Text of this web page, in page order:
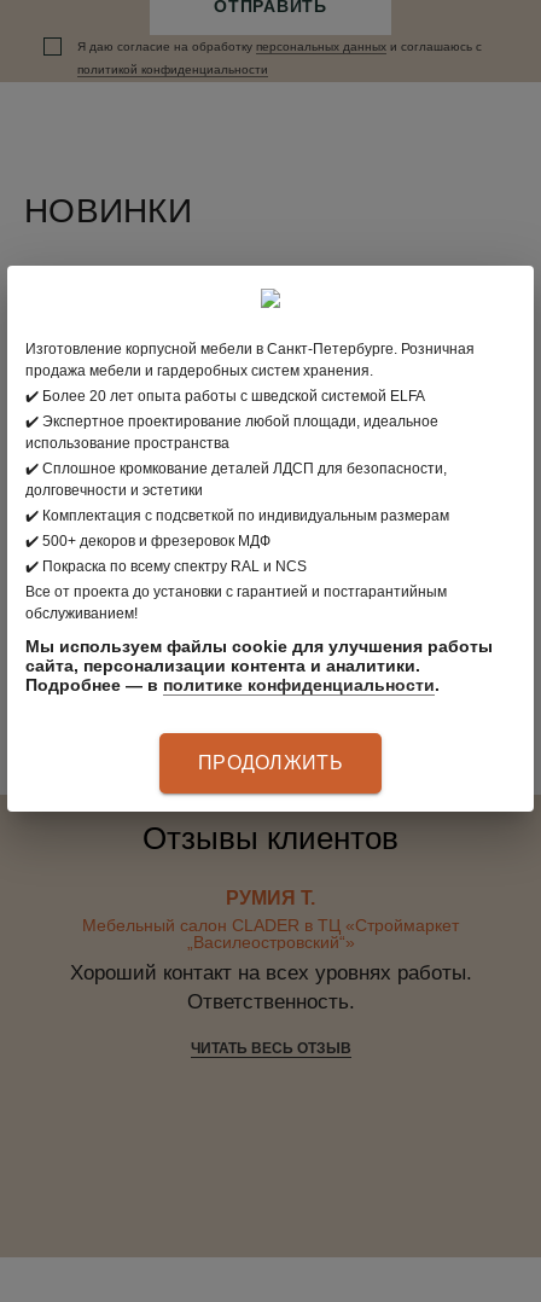
ОТПРАВИТЬ
Я даю согласие на обработку персональных данныx и соглашаюсь c
политикой конфиденциальности
НОВИНКИ
Вместительный гардеробный шкаф с антресолью
Отзывы клиентов
РУМИЯ Т.
Мебельный салон CLADER в ТЦ «Строймаркет
„Василеостровский“»
Хороший контакт на всех уровнях работы.
Ответственность.
ЧИТАТЬ ВЕСЬ ОТЗЫВ
Изготовление корпусной мебели в Санкт-Петербурге. Розничная
продажа мебели и гардеробных систем хранения.
✔️ Более 20 лет опыта работы с шведской системой ELFA
✔️ Экспертное проектирование любой площади, идеальное
использование пространства
✔️ Сплошное кромкование деталей ЛДСП для безопасности,
долговечности и эстетики
✔️ Комплектация с подсветкой по индивидуальным размерам
✔️ 500+ декоров и фрезеровок МДФ
✔️ Покраска по всему спектру RAL и NCS
Все от проекта до установки с гарантией и постгарантийным
обслуживанием!
Мы используем файлы cookie для улучшения работы
сайта, персонализации контента и аналитики.
Подробнее — в политике конфиденциальности.
ПРОДОЛЖИТЬ